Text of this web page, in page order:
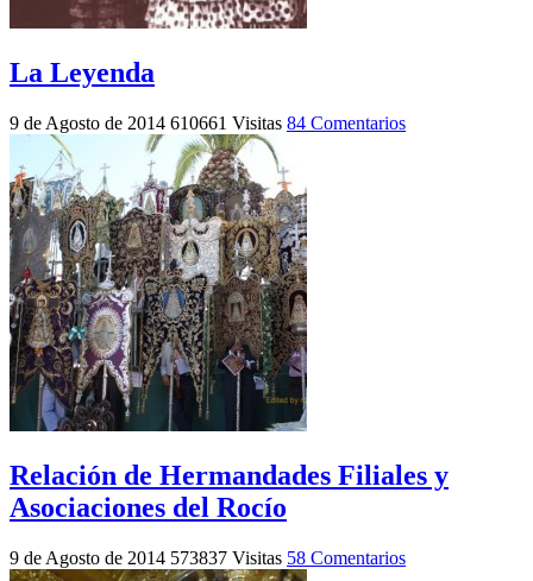
La Leyenda
9 de Agosto de 2014 610661 Visitas 84 Comentarios
Relación de Hermandades Filiales y
Asociaciones del Rocío
9 de Agosto de 2014 573837 Visitas 58 Comentarios